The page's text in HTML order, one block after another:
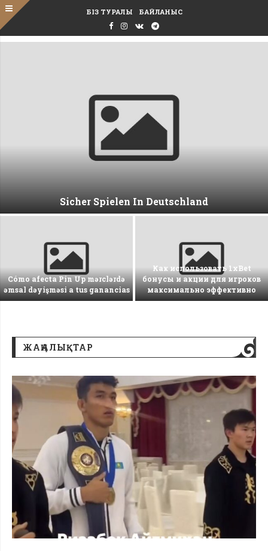
БІЗ ТУРАЛЫ БАЙЛАНЫС
Sicher Spielen In Deutschland
Cómo afecta Pin Up mərclərdə
əmsal dəyişməsi a tus ganancias
Как использовать 1xBet
бонусы и акции для игроков
максимально эффективно
ЖАҢАЛЫҚТАР